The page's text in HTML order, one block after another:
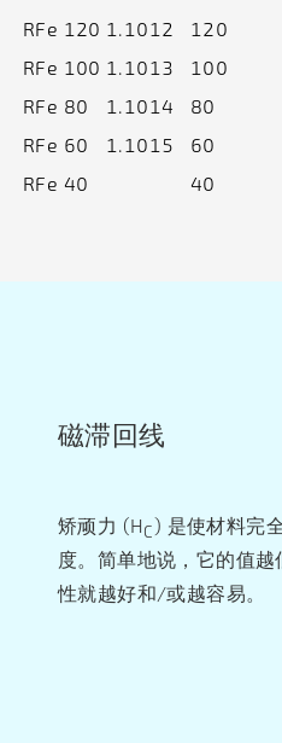
RFe 120 1.1012 120
RFe 100 1.1013
100
RFe 80
1.1014 80
RFe 60
1.1015 60
RFe 40
40
磁滞回线
矫顽力 (HC) 是使材料完
度。简单地说，它的值
性就越好和/或越容易。